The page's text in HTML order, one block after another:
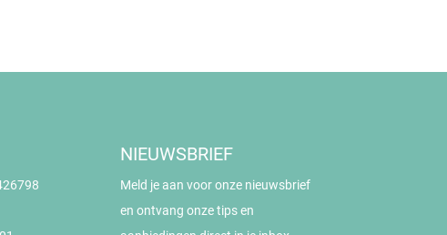
NIEUWSBRIEF
Meld je aan voor onze nieuwsbrief
en ontvang onze tips en